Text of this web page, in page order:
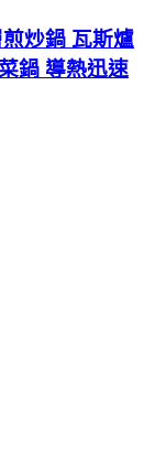
炒鍋 瓦斯爐
鍋 導熱迅速